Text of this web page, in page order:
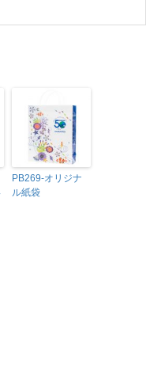
PB269-オリジナ
ル紙袋